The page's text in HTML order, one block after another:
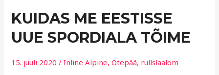
KUIDAS ME EESTISSE
UUE SPORDIALA TÕIME
15. juuli 2020/Inline Alpine,Otepää, rullslaalom
KUIDAS
ME
EESTISSE
TÕIME